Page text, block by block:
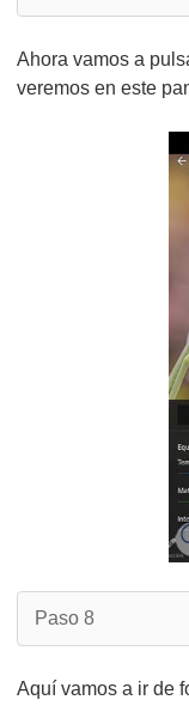
Ahora vamos a
veremos en este
Paso 8
Aquí vamos a ir de